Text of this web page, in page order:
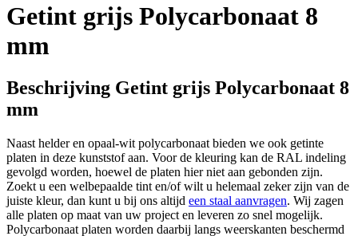
Getint grijs Polycarbonaat 8
mm
Beschrijving Getint grijs Polycarbonaat 8
mm
Naast helder en opaal-wit polycarbonaat bieden we ook getinte
platen in deze kunststof aan. Voor de kleuring kan de RAL indeling
gevolgd worden, hoewel de platen hier niet aan gebonden zijn.
Zoekt u een welbepaalde tint en/of wilt u helemaal zeker zijn van de
juiste kleur, dan kunt u bij ons altijd een staal aanvragen. Wij zagen
alle platen op maat van uw project en leveren zo snel mogelijk.
Polycarbonaat platen worden daarbij langs weerskanten beschermd